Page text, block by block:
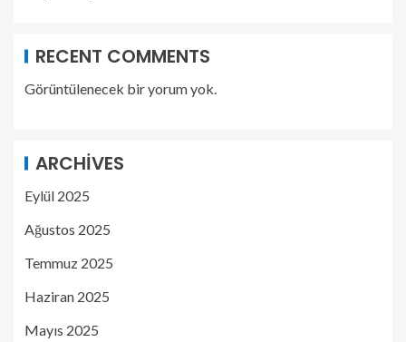
RECENT COMMENTS
Görüntülenecek bir yorum yok.
ARCHIVES
Eylül 2025
Ağustos 2025
Temmuz 2025
Haziran 2025
Mayıs 2025